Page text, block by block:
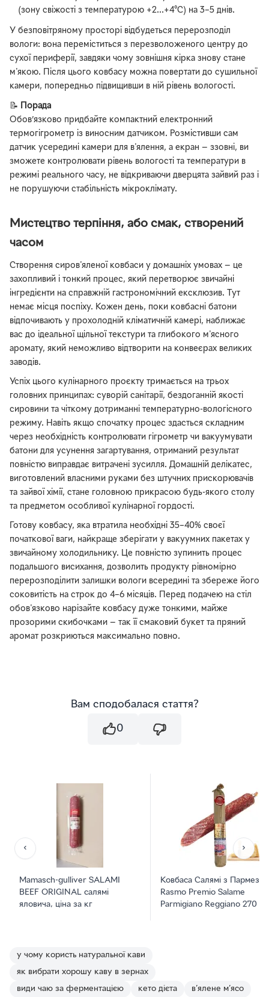
(зону свіжості з температурою +2...+4°C) на 3–5 днів.
У безповітряному просторі відбудеться перерозподіл
вологи: вона переміститься з перезволоженого центру до
сухої периферії, завдяки чому зовнішня кірка знову стане
м'якою. Після цього ковбасу можна повертати до сушильної
камери, попередньо підвищивши в ній рівень вологості.
📝
Порада
Обов’язково придбайте компактний електронний
термогігрометр із виносним датчиком. Розмістивши сам
датчик усередині камери для в'ялення, а екран — ззовні, ви
зможете контролювати рівень вологості та температури в
режимі реального часу, не відкриваючи дверцята зайвий раз і
не порушуючи стабільність мікроклімату.
Мистецтво терпіння, або смак, створений
часом
Створення сиров'яленої ковбаси у домашніх умовах — це
захопливий і тонкий процес, який перетворює звичайні
інгредієнти на справжній гастрономічний ексклюзив. Тут
немає місця поспіху. Кожен день, поки ковбасні батони
відпочивають у прохолодній кліматичній камері, наближає
вас до ідеальної щільної текстури та глибокого м'ясного
аромату, який неможливо відтворити на конвеєрах великих
заводів.
Успіх цього кулінарного проєкту тримається на трьох
головних принципах: суворій санітарії, бездоганній якості
сировини та чіткому дотриманні температурно-вологісного
режиму. Навіть якщо спочатку процес здасться складним
через необхідність контролювати гігрометр чи вакуумувати
батони для усунення загартування, отриманий результат
повністю виправдає витрачені зусилля. Домашній делікатес,
виготовлений власними руками без штучних прискорювачів
та зайвої хімії, стане головною прикрасою будь-якого столу
та предметом особливої кулінарної гордості.
Готову ковбасу, яка втратила необхідні 35–40% своєї
початкової ваги, найкраще зберігати у вакуумних пакетах у
звичайному холодильнику. Це повністю зупинить процес
подальшого висихання, дозволить продукту рівномірно
перерозподілити залишки вологи всередині та збереже його
соковитість на строк до 4–6 місяців. Перед подачею на стіл
обов'язково нарізайте ковбасу дуже тонкими, майже
прозорими скибочками — так її смаковий букет та пряний
аромат розкриються максимально повно.
Вам сподобалася стаття?
0
‹
Mamasch-gulliver SALAMI
BEEF ORIGINAL салямі
яловича, ціна за кг
Ковбаса Салямі з
Rasmo Premio Salame
Parmigiano Reggiano 270 г
›
у чому користь натуральної кави
як вибрати хорошу каву в зернах
види чаю за ферментацією кето дієта в’ялене м’ясо